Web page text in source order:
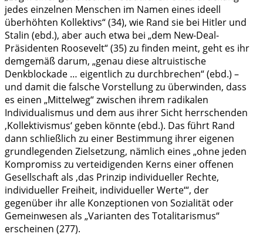
jedes einzelnen Menschen im Namen eines ideell
überhöhten Kollektivs“ (34), wie Rand sie bei Hitler und
Stalin (ebd.), aber auch etwa bei „dem New-Deal-
Präsidenten Roosevelt“ (35) zu finden meint, geht es ihr
demgemäß darum, „genau diese altruistische
Denkblockade … eigentlich zu durchbrechen“ (ebd.) –
und damit die falsche Vorstellung zu überwinden, dass
es einen „Mittelweg“ zwischen ihrem radikalen
Individualismus und dem aus ihrer Sicht herrschenden
‚Kollektivismus‘ geben könnte (ebd.). Das führt Rand
dann schließlich zu einer Bestimmung ihrer eigenen
grundlegenden Zielsetzung, nämlich eines „ohne jeden
Kompromiss zu verteidigenden Kerns einer offenen
Gesellschaft als ‚das Prinzip individueller Rechte,
individueller Freiheit, individueller Werte‘“, der
gegenüber ihr alle Konzeptionen von Sozialität oder
Gemeinwesen als „Varianten des Totalitarismus“
erscheinen (277).